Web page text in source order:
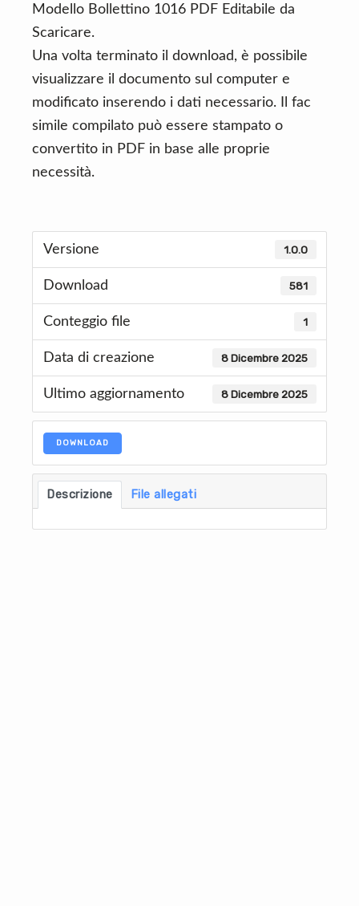
Modello Bollettino 1016 PDF Editabile da
Scaricare.
Una volta terminato il download, è possibile
visualizzare il documento sul computer e
modificato inserendo i dati necessario. Il fac
simile compilato può essere stampato o
convertito in PDF in base alle proprie
necessità.
Versione 1.0.0
Download 581
Conteggio file 1
Data di creazione 8 Dicembre 2025
Ultimo aggiornamento 8 Dicembre 2025
DOWNLOAD
Descrizione File allegati